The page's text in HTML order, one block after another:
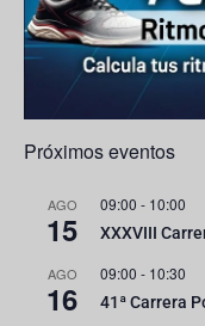
Próximos eventos
AGO
15
09:00 - 10:00
XXXVIII
AGO
16
09:00 - 10:30
41ª Carrera